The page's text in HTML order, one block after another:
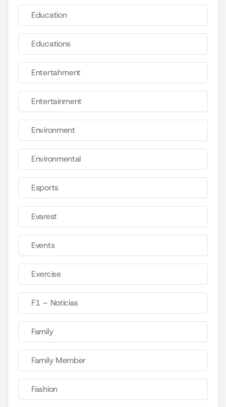
Education
Educations
Entertahrnent
Entertainment
Environment
Environmental
Esports
Evarest
Events
Exercise
F1 – Noticias
Family
Family Member
Fashion